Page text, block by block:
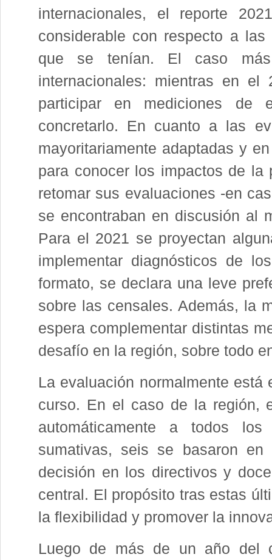
internacionales, el reporte
considerable con respecto a
que se tenían. El caso
internacionales: mientras en
participar en mediciones de
concretarlo. En cuanto a las
mayoritariamente adaptadas y
para conocer los impactos de la
retomar sus evaluaciones -en
se encontraban en discusión al
Para el 2021 se proyectan
implementar diagnósticos de
formato, se declara una leve
sobre las censales. Además, la
espera complementar distintas
desafío en la región, sobre todo
La evaluación normalmente
curso. En el caso de la región,
automáticamente a todos los
sumativas, seis se basaron
decisión en los directivos y
central. El propósito tras estas
la flexibilidad y promover la
Luego de más de un año del